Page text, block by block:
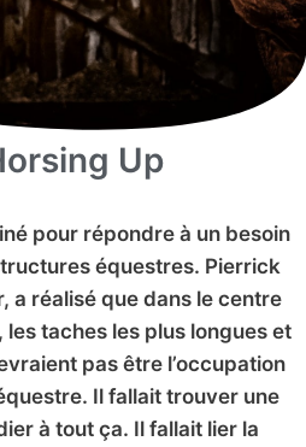
Up
pour répondre à un besoin
équestres. Pierrick
a réalisé que dans le centre
taches les plus longues et
pas être l’occupation
Il fallait trouver une
à tout ça. Il fallait lier la